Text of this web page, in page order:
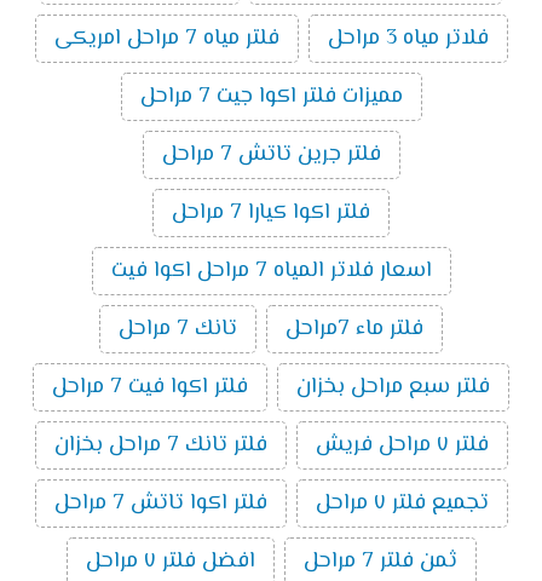
فلاتر مياه 3 مراحل
فلتر مياه 7 مراحل امريكى
مميزات فلتر اكوا جيت 7 مراحل
فلتر جرين تاتش 7 مراحل
فلتر اكوا كيارا 7 مراحل
اسعار فلاتر المياه 7 مراحل اكوا فيت
فلتر ماء 7مراحل
تانك 7 مراحل
فلتر سبع مراحل بخزان
فلتر اكوا فيت 7 مراحل
فلتر ٧ مراحل فريش
فلتر تانك 7 مراحل بخزان
تجميع فلتر ٧ مراحل
فلتر اكوا تاتش 7 مراحل
ثمن فلتر 7 مراحل
افضل فلتر ٧ مراحل